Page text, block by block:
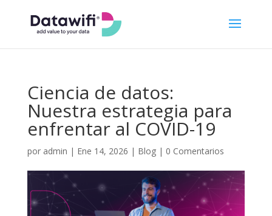
Ciencia de datos:
Nuestra estrategia para
enfrentar al COVID-19
por admin | Ene 14, 2026 | Blog| 0 Comentarios